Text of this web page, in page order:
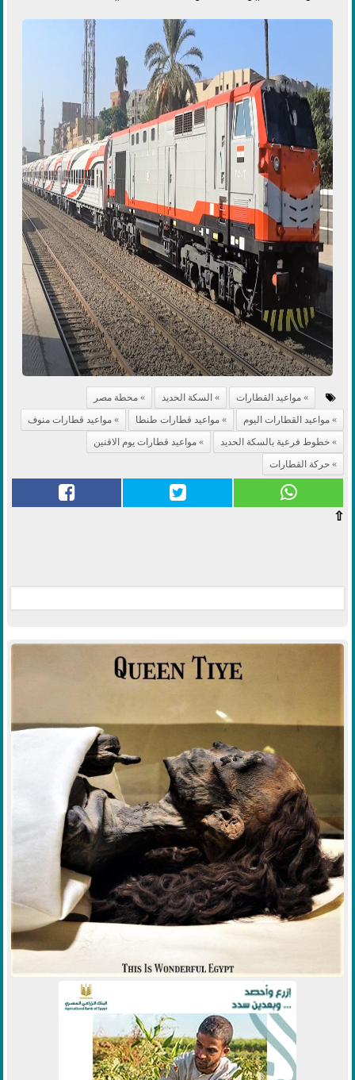
مواعيد القطارات السكة الحديد
محطة مصر
مواعيد القطارات اليوم
مواعيد قطارات طنطا
مواعيد قطارات منوف
خطوط فرعية بالسكة الحديد
مواعيد قطارات يوم الاقنين
حركة القطارات
⇧